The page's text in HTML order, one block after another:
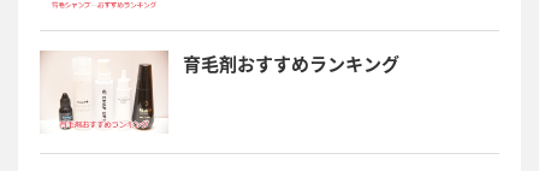
育毛剤おすすめランキング